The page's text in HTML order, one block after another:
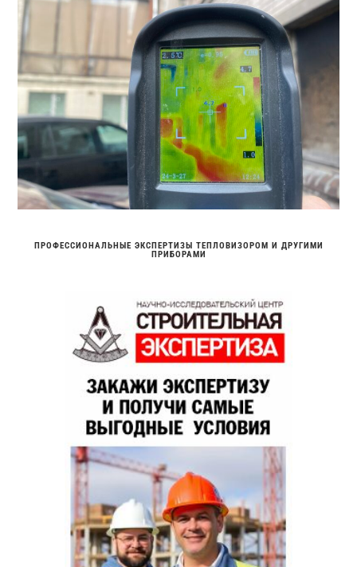
ПРОФЕССИОНАЛЬНЫЕ ЭКСПЕРТИЗЫ ТЕПЛОВИЗОРОМ И ДРУГИМИ
ПРИБОРАМИ